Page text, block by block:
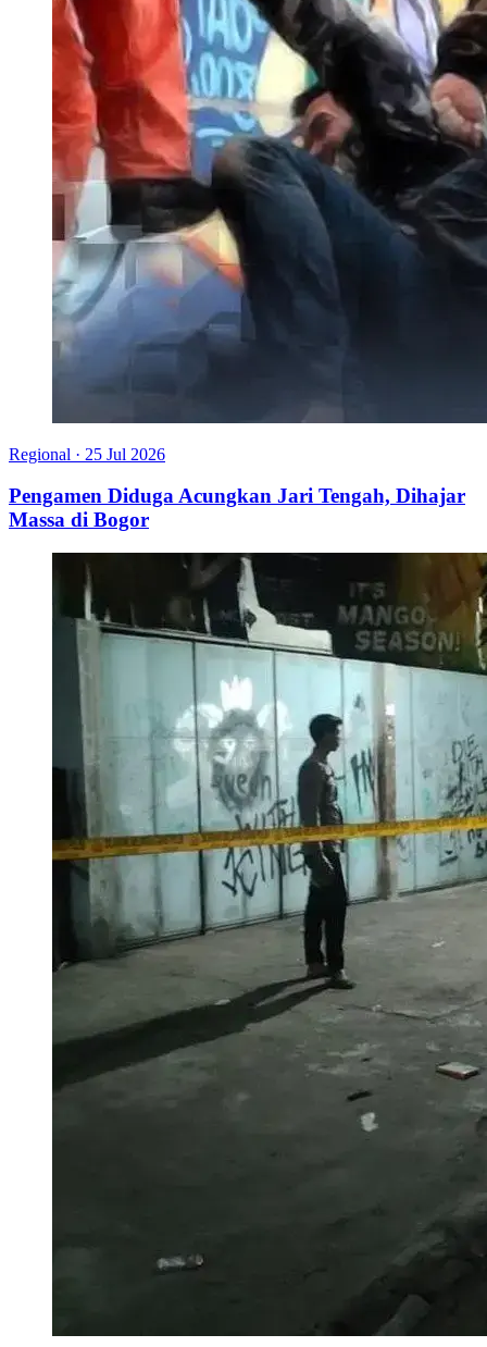
Regional · 25 Jul 2026
Pengamen Diduga Acungkan Jari Tengah, Dihajar
Massa di Bogor